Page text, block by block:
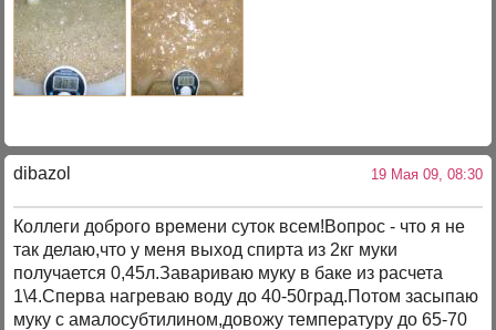
dibazol 19 Мая 09, 08:30
Коллеги доброго времени суток всем!Вопрос - что я не
так делаю,что у меня выход спирта из 2кг муки
получается 0,45л.Завариваю муку в баке из расчета
1\4.Сперва нагреваю воду до 40-50град.Потом засыпаю
муку с амалосубтилином,довожу температуру до 65-70